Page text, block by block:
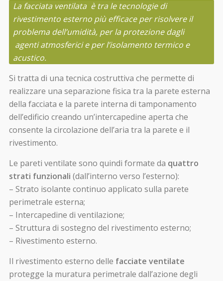
La facciata ventilata è tra le tecnologie di
rivestimento esterno più efficace per risolvere il
problema dell’umidità, per la protezione dagli
agenti atmosferici e per l’isolamento termico e
acustico.
Si tratta di una tecnica costruttiva che permette di
realizzare una separazione fisica tra la parete esterna
della facciata e la parete interna di tamponamento
dell’edificio creando un’intercapedine aperta che
consente la circolazione dell’aria tra la parete e il
rivestimento.
Le pareti ventilate sono quindi formate da quattro
strati funzionali (dall’interno verso l’esterno):
– Strato isolante continuo applicato sulla parete
perimetrale esterna;
– Intercapedine di ventilazione;
– Struttura di sostegno del rivestimento esterno;
– Rivestimento esterno.
Il rivestimento esterno delle facciate ventilate
protegge la muratura perimetrale dall’azione degli